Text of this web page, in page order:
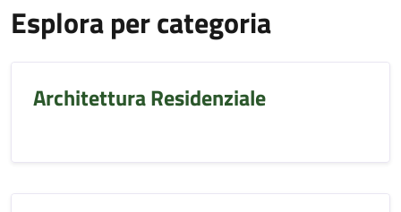
Esplora per categoria
Architettura Residenziale